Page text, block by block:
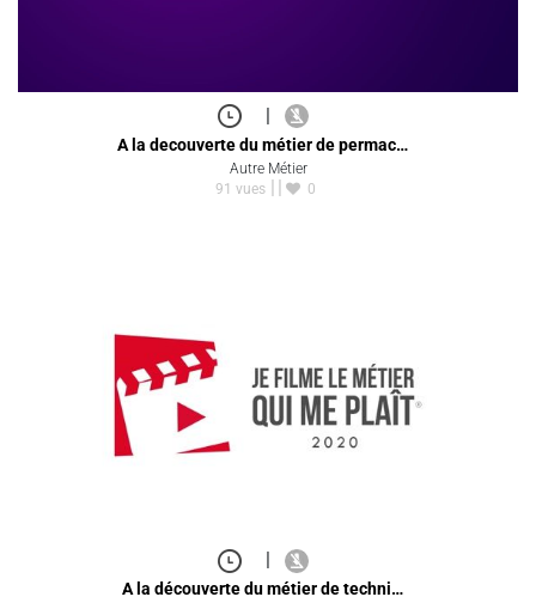
|
A la decouverte du métier de permac…
Autre Métier
91 vues
0
A la découverte du métier de techni…